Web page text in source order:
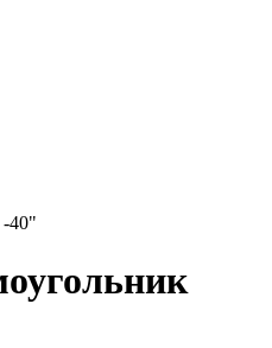
40"